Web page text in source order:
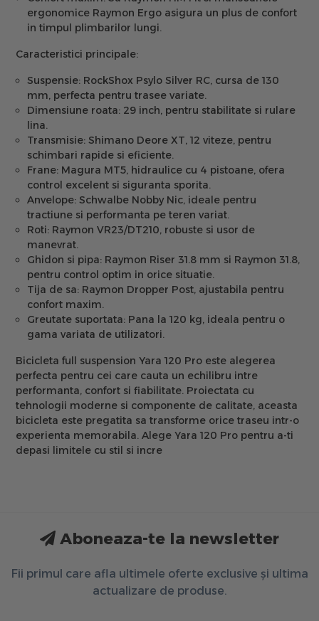
ergonomice Raymon Ergo asigura un plus de confort
in timpul plimbarilor lungi.
Caracteristici principale:
Suspensie: RockShox Psylo Silver RC, cursa de 130
mm, perfecta pentru trasee variate.
Dimensiune roata: 29 inch, pentru stabilitate si rulare
lina.
Transmisie: Shimano Deore XT, 12 viteze, pentru
schimbari rapide si eficiente.
Frane: Magura MT5, hidraulice cu 4 pistoane, ofera
control excelent si siguranta sporita.
Anvelope: Schwalbe Nobby Nic, ideale pentru
tractiune si performanta pe teren variat.
Roti: Raymon VR23/DT210, robuste si usor de
manevrat.
Ghidon si pipa: Raymon Riser 31.8 mm si Raymon 31.8,
pentru control optim in orice situatie.
Tija de sa: Raymon Dropper Post, ajustabila pentru
confort maxim.
Greutate suportata: Pana la 120 kg, ideala pentru o
gama variata de utilizatori.
Bicicleta full suspension Yara 120 Pro este alegerea
perfecta pentru cei care cauta un echilibru intre
performanta, confort si fiabilitate. Proiectata cu
tehnologii moderne si componente de calitate, aceasta
bicicleta este pregatita sa transforme orice traseu intr-o
experienta memorabila. Alege Yara 120 Pro pentru a-ti
depasi limitele cu stil si incre
Aboneaza-te la newsletter
Fii primul care afla ultimele oferte exclusive și ultima
actualizare de produse.